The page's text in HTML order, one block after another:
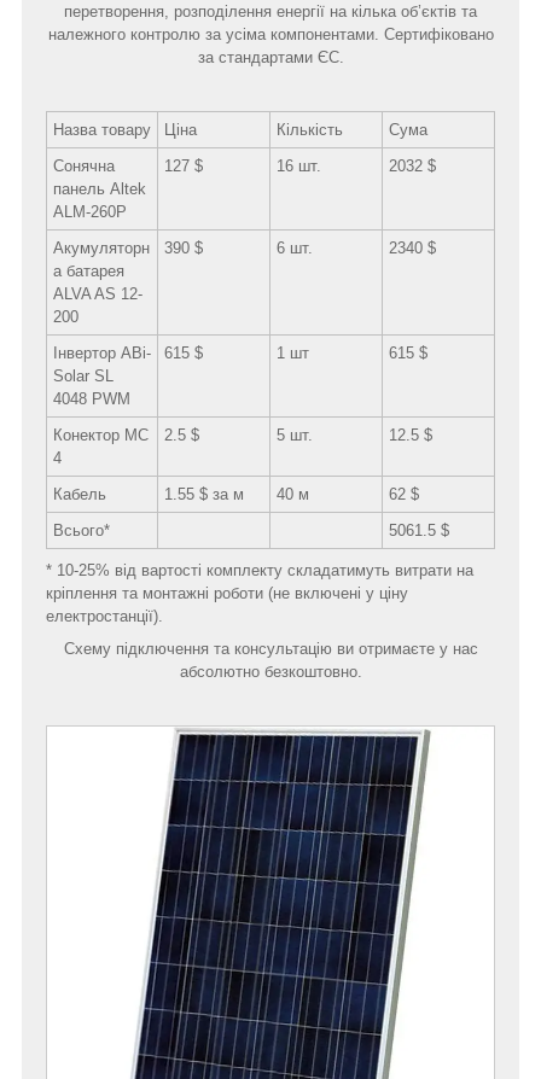
перетворення, розподілення енергії на кілька об’єктів та
належного контролю за усіма компонентами. Сертифіковано
за стандартами ЄС.
Назва товару Ціна Кількість
Сума
Сонячна
панель Altek
ALM-260Р
127 $ 16 шт. 2032 $
Акумуляторн
а батарея
ALVA AS 12-
200
390 $ 6 шт. 2340 $
Інвертор ABi-
Solar SL
4048 PWM
615 $ 1 шт 615 $
Конектор МС
4
2.5 $ 5 шт. 12.5 $
Кабель 1.55 $ за м 40 м
62 $
Всього*
5061.5 $
* 10-25% від вартості комплекту складатимуть витрати на
кріплення та монтажні роботи (не включені у ціну
електростанції).
Схему підключення та консультацію ви отримаєте у нас
абсолютно безкоштовно.